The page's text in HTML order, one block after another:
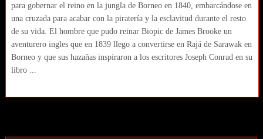
para gobernar el reino en la jungla de Borneo en 1840, embarcándose en
una cruzada para acabar con la piratería y la esclavitud durante el resto
de su vida. El hombre que pudo reinar Biopic de James Brooke un
aventurero ingles que en 1839 llego a convertirse en Rajá de Sarawak en
Borneo y que sus hazañas inspiraron a los escritores Joseph Conrad en su
libro ...